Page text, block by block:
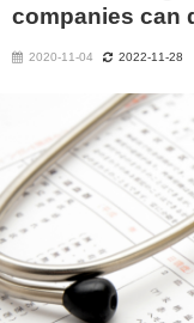
companies can
2020-11-04 2022-11-28